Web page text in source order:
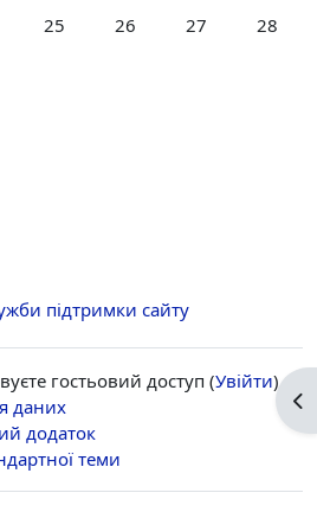
22 червня
вівторок, 23 червня
подій, середа, 24 червня
Немає подій, четвер, 25 червня
25 Немає подій, пʼятниця,
26 Немає подій,
27 Немає
28
29 червня
вівторок, 30 червня
підтримки сайту
гостьовий доступ (Увійти)
даних
додаток
теми